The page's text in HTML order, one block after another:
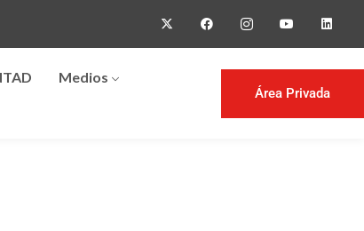
Medios
Área Privada